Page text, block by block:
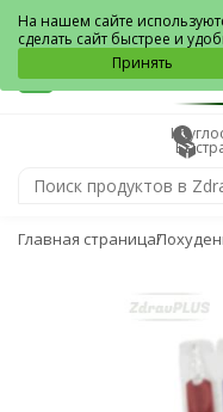
Серпухов
Главная страница
На нашем сайте
сделать сайт быстрее и
Принять